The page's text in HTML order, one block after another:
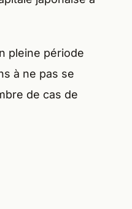
pleine période
à ne pas se
de cas de